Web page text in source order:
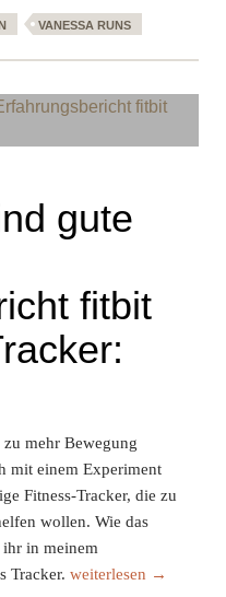
VANESSA RUNS
gute
fitbit
mehr Bewegung
mit einem Experiment
Fitness-Tracker, die zu
wollen. Wie das
in meinem
Tracker.Grüne Tage sind gute
weiterlesen →